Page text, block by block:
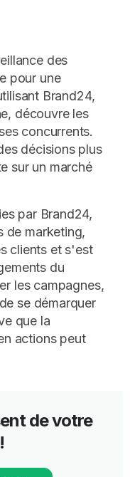
des
pour une
Brand24,
découvre les
concurrents.
décisions plus
sur un marché
par Brand24,
de marketing,
clients et s'est
du
les campagnes,
se démarquer
que la
actions peut
de votre